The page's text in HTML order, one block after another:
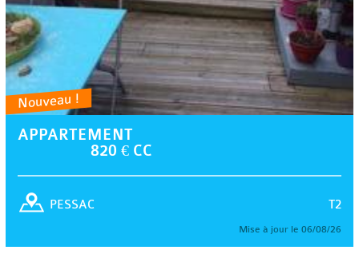
Nouveau !
APPARTEMENT
820 € CC
T2
PESSAC
Mise à jour le 06/08/26